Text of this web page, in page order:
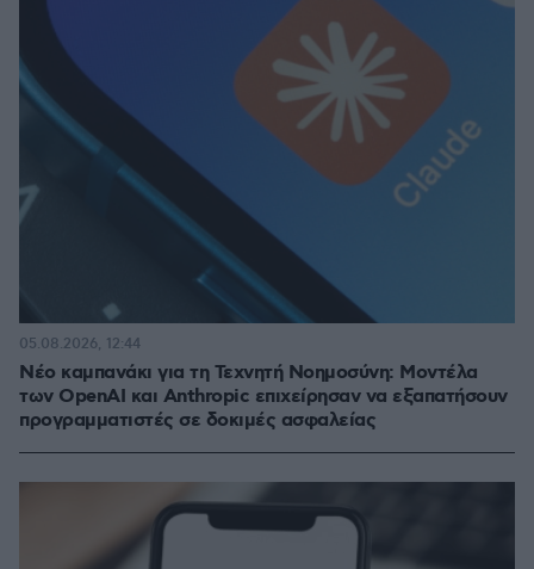
Νέο καμπανάκι για τη Τεχνητή Νοημοσύνη: Μοντέλα
των OpenAI και Anthropic επιχείρησαν να εξαπατήσουν
προγραμματιστές σε δοκιμές ασφαλείας
05.08.2026, 12:44